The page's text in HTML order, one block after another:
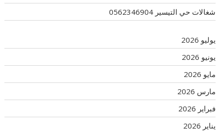
شغالات حي التيسير 0562346904
يوليو 2026
يونيو 2026
مايو 2026
مارس 2026
فبراير 2026
يناير 2026